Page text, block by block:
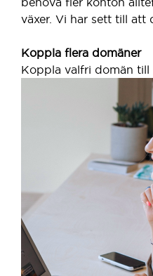
växer. Vi har sett till att
Koppla flera domäner
Koppla valfri domän till